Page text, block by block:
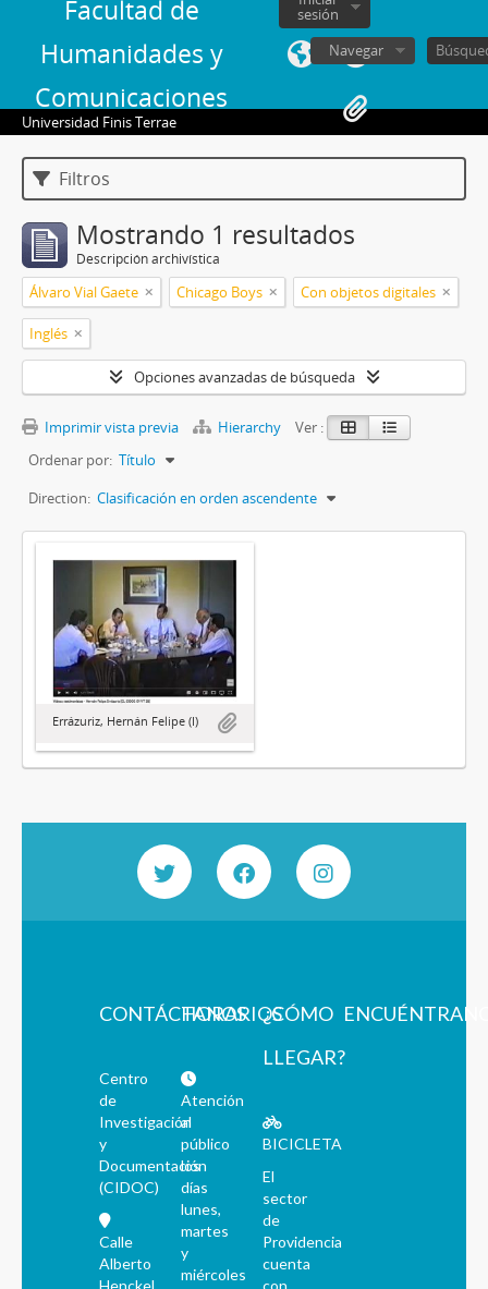
Facultad de
Humanidades y
Comunicaciones
sesión
Navegar
Universidad Finis Terrae
Filtros
Mostrando 1 resultados
Descripción archivística
Álvaro Vial Gaete Chicago Boys Con objetos digitales
Inglés
Opciones avanzadas de búsqueda
Imprimir vista previa Hierarchy
Ver :
Ordenar por: Título
Direction: Clasificación en orden ascendente
Errázuriz, Hernán Felipe (I)
CONTÁCTANOS
Centro
de
Investigación
y
Documentación
(CIDOC)
Calle
Alberto
HORARIOS
Atención
al
público
los
días
lunes,
martes
y
miércoles
¿CÓMO
LLEGAR?
BICICLETA
El
sector
de
Providencia
cuenta